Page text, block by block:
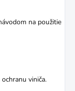
na použitie
viniča.